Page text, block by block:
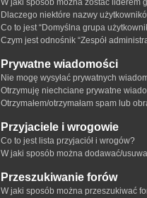
W jaki sposób można zostać liderem
Dlaczego niektóre nazwy
Co to jest “Domyślna grupa
Czym jest odnośnik “Zespół
Prywatne wiadomości
Nie mogę wysyłać prywatnych
Otrzymuję niechciane prywatne
Otrzymałem/otrzymałam spam lub
Przyjaciele i wrogowie
Co to jest lista przyjaciół i wrogów?
W jaki sposób można dodawać/
Przeszukiwanie forów
W jaki sposób można przeszukiwać